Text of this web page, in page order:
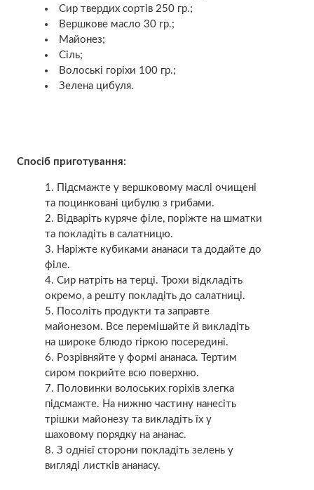
Сир твердих сортів 250 гр.;
Вершкове масло 30 гр.;
Майонез;
Сіль;
Волоські горіхи 100 гр.;
Зелена цибуля.
Спосіб приготування:
Підсмажте у вершковому маслі очищені
та поцинковані цибулю з грибами.
Відваріть куряче філе, поріжте на шматки
та покладіть в салатницю.
Наріжте кубиками ананаси та додайте до
філе.
Сир натріть на терці. Трохи відкладіть
окремо, а решту покладіть до салатниці.
Посоліть продукти та заправте
майонезом. Все перемішайте й викладіть
на широке блюдо гіркою посередині.
Розрівняйте у формі ананаса. Тертим
сиром покрийте всю поверхню.
Половинки волоських горіхів злегка
підсмажте. На нижню частину нанесіть
трішки майонезу та викладіть їх у
шаховому порядку на ананас.
З однієї сторони покладіть зелень у
вигляді листків ананасу.